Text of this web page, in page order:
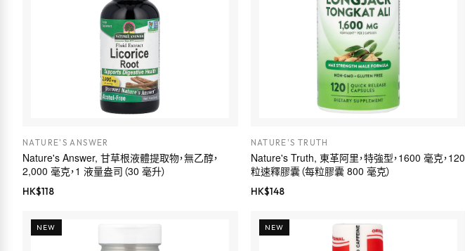
NATURE'S ANSWER
Nature's Answer, 甘草根液體提取物，無乙醇，
2,000 毫克，1 液量盎司（30 毫升）
HK$118
NATURE'S TRUTH
Nature's Truth, 東革阿里，特強型，1600 毫克，120
粒速釋膠囊（每粒膠囊 800 毫克）
HK$148
NEW NEW